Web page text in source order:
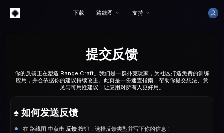
下载 路线图 支持
提交反馈
你的反馈正在塑造 Range Craft。我们是一群扑克玩家，为社区打造免费的训练
应用，并会依据你的建议持续改进。此页是一份速查指南，帮助你提交想法、意
见与可用性建议，让应用对所有人更好用。
♠️ 如何发送反馈
在 路线图 中点击 反馈按钮，选择反馈类型并写下你的信息！